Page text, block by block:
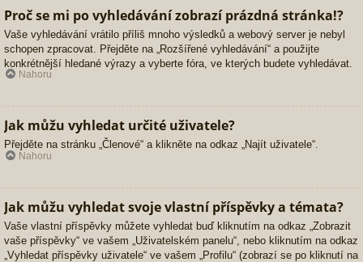
Proč se mi po vyhledávání zobrazí prázdná stránka!?
Vaše vyhledávání vrátilo příliš mnoho výsledků a webový server je nebyl
schopen zpracovat. Přejděte na „Rozšířené vyhledávání“ a použijte
konkrétnější hledané výrazy a vyberte fóra, ve kterých budete vyhledávat.
Nahoru
Jak můžu vyhledat určité uživatele?
Přejděte na stránku „Členové“ a klikněte na odkaz „Najít uživatele“.
Nahoru
Jak můžu vyhledat svoje vlastní příspěvky a témata?
Vaše vlastní příspěvky můžete vyhledat buď kliknutím na odkaz „Zobrazit
vaše příspěvky“ ve vašem „Uživatelském panelu“, nebo kliknutím na odkaz
„Vyhledat příspěvky uživatele“ ve vašem „Profilu“ (zobrazí se po kliknutí na